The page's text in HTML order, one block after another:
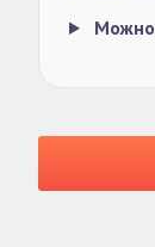
Можно